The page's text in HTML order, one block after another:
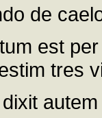
de
est
tres
dixit